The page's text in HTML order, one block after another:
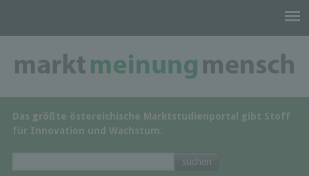
Das größte östereichische Marktstudienportal gibt Stoff
für Innovation und Wachstum.